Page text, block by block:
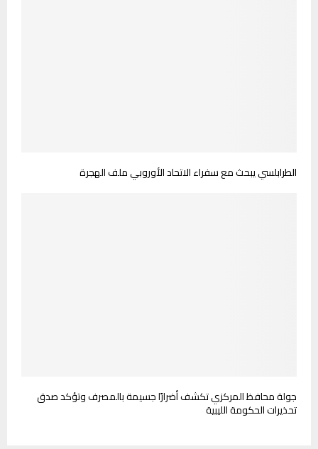
الطرابلسي يبحث مع سفراء الاتحاد الأوروبي ملف الهجرة
جولة محافظ المركزي تكشف أضرارًا جسيمة بالمصرف وتؤكد صدق
تحذيرات الحكومة الليبية